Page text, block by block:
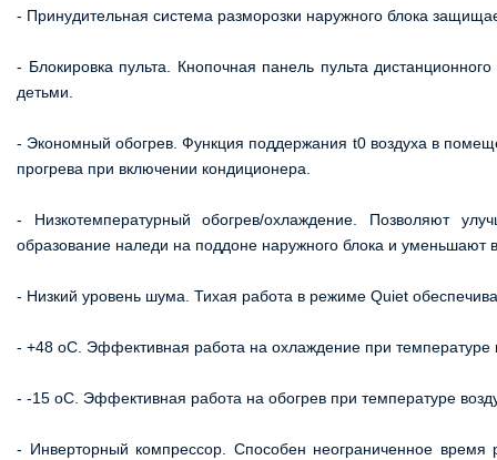
- Принудительная система разморозки наружного блока
- Блокировка пульта. Кнопочная панель пульта
детьми.
- Экономный обогрев. Функция поддержания t0 воздуха в
прогрева при включении кондиционера.
- Низкотемпературный обогрев/охлаждение. Позволяют
образование наледи на поддоне наружного блока и уменьшают
- Низкий уровень шума. Тихая работа в режиме Quiet
- +48 oC. Эффективная работа на охлаждение при температуре
- -15 oC. Эффективная работа на обогрев при температуре
- Инверторный компрессор. Способен неограниченное